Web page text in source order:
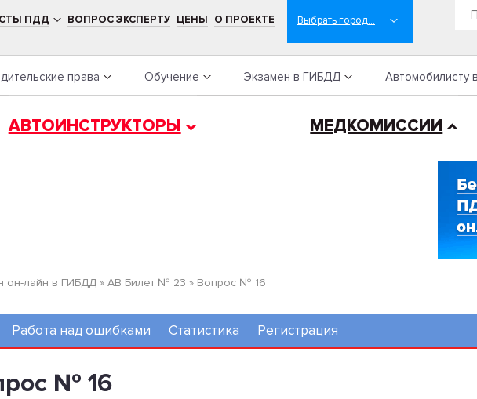
ПДД ВОПРОС ЭКСПЕРТУ ЦЕНЫ О ПРОЕКТЕ
права Обучение Экзамен в ГИБДД Автомобилисту
АВТОИНСТРУКТОРЫ МЕДКОМИССИИ
он-лайн в ГИБДД » AB Билет № 23 » Вопрос № 16
Работа над ошибками Статистика Регистрация
№ 16